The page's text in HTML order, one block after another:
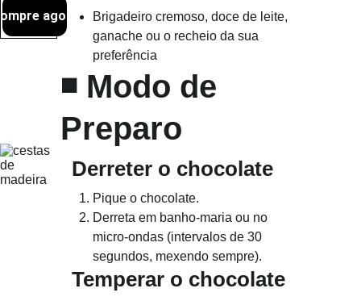
Brigadeiro cremoso, doce de leite,
ganache ou o recheio da sua
preferência
◾ Modo de
Preparo
Derreter o chocolate
Pique o chocolate.
Derreta em banho-maria ou no
micro-ondas (intervalos de 30
segundos, mexendo sempre).
Temperar o chocolate
agora